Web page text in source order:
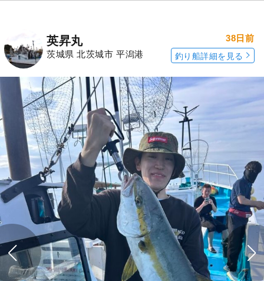
英昇丸
茨城県 北茨城市 平潟港
38日前
釣り船詳細を見る